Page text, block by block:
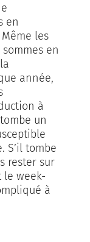
en
les
en
année,
à
un
S’il tombe
rester sur
week-
à